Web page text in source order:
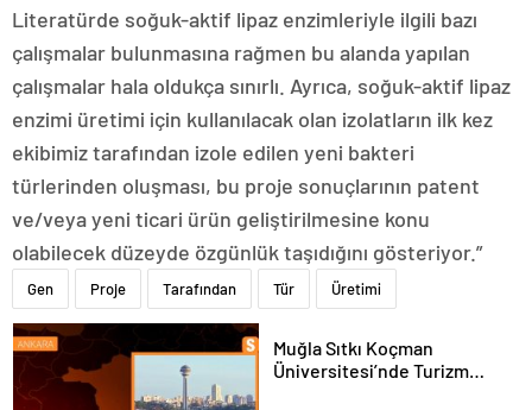
Literatürde soğuk-aktif lipaz enzimleriyle ilgili bazı
çalışmalar bulunmasına rağmen bu alanda yapılan
çalışmalar hala oldukça sınırlı. Ayrıca, soğuk-aktif lipaz
enzimi üretimi için kullanılacak olan izolatların ilk kez
ekibimiz tarafından izole edilen yeni bakteri
türlerinden oluşması, bu proje sonuçlarının patent
ve/veya yeni ticari ürün geliştirilmesine konu
olabilecek düzeyde özgünlük taşıdığını gösteriyor.”
Gen Proje Tarafından Tür Üretimi
Muğla Sıtkı Koçman
Üniversitesi’nde Turizm